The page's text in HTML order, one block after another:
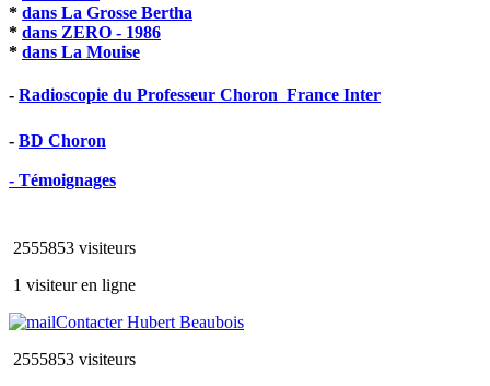
* dans La Grosse Bertha
* dans ZERO - 1986
* dans La Mouise
- Radioscopie du Professeur Choron  France Inter
- BD Choron
- Témoignages
2555853 visiteurs
1 visiteur en ligne
Contacter Hubert Beaubois
2555853 visiteurs